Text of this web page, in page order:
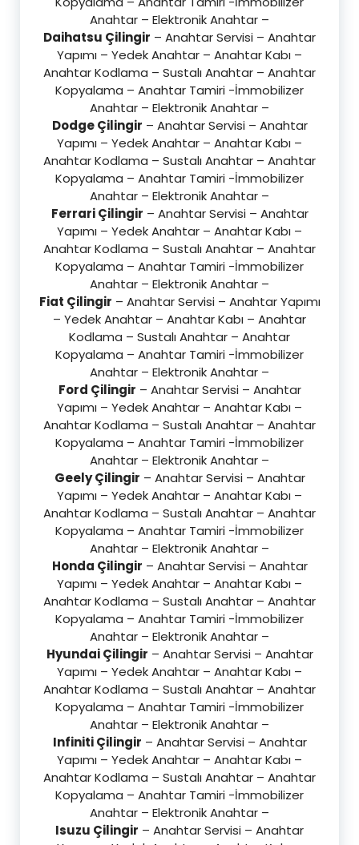
Anahtar – Elektronik Anahtar –
Daihatsu Çilingir – Anahtar Servisi – Anahtar
Yapımı – Yedek Anahtar – Anahtar Kabı –
Anahtar Kodlama – Sustalı Anahtar – Anahtar
Kopyalama – Anahtar Tamiri -İmmobilizer
Anahtar – Elektronik Anahtar –
Dodge Çilingir – Anahtar Servisi – Anahtar
Yapımı – Yedek Anahtar – Anahtar Kabı –
Anahtar Kodlama – Sustalı Anahtar – Anahtar
Kopyalama – Anahtar Tamiri -İmmobilizer
Anahtar – Elektronik Anahtar –
Ferrari Çilingir – Anahtar Servisi – Anahtar
Yapımı – Yedek Anahtar – Anahtar Kabı –
Anahtar Kodlama – Sustalı Anahtar – Anahtar
Kopyalama – Anahtar Tamiri -İmmobilizer
Anahtar – Elektronik Anahtar –
Fiat Çilingir – Anahtar Servisi – Anahtar Yapımı
– Yedek Anahtar – Anahtar Kabı – Anahtar
Kodlama – Sustalı Anahtar – Anahtar
Kopyalama – Anahtar Tamiri -İmmobilizer
Anahtar – Elektronik Anahtar –
Ford Çilingir – Anahtar Servisi – Anahtar
Yapımı – Yedek Anahtar – Anahtar Kabı –
Anahtar Kodlama – Sustalı Anahtar – Anahtar
Kopyalama – Anahtar Tamiri -İmmobilizer
Anahtar – Elektronik Anahtar –
Geely Çilingir – Anahtar Servisi – Anahtar
Yapımı – Yedek Anahtar – Anahtar Kabı –
Anahtar Kodlama – Sustalı Anahtar – Anahtar
Kopyalama – Anahtar Tamiri -İmmobilizer
Anahtar – Elektronik Anahtar –
Honda Çilingir – Anahtar Servisi – Anahtar
Yapımı – Yedek Anahtar – Anahtar Kabı –
Anahtar Kodlama – Sustalı Anahtar – Anahtar
Kopyalama – Anahtar Tamiri -İmmobilizer
Anahtar – Elektronik Anahtar –
Hyundai Çilingir – Anahtar Servisi – Anahtar
Yapımı – Yedek Anahtar – Anahtar Kabı –
Anahtar Kodlama – Sustalı Anahtar – Anahtar
Kopyalama – Anahtar Tamiri -İmmobilizer
Anahtar – Elektronik Anahtar –
Infiniti Çilingir – Anahtar Servisi – Anahtar
Yapımı – Yedek Anahtar – Anahtar Kabı –
Anahtar Kodlama – Sustalı Anahtar – Anahtar
Kopyalama – Anahtar Tamiri -İmmobilizer
Anahtar – Elektronik Anahtar –
Isuzu Çilingir – Anahtar Servisi – Anahtar